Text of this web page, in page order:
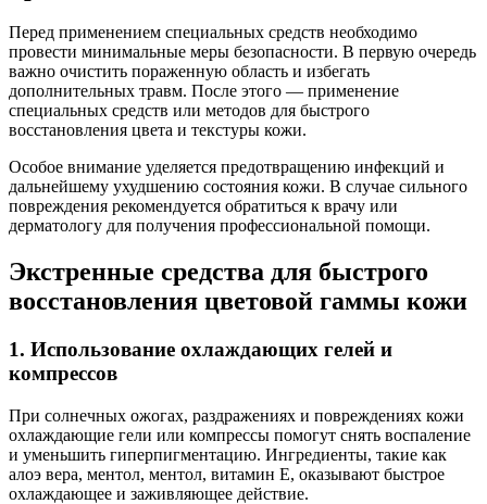
Перед применением специальных средств необходимо
провести минимальные меры безопасности. В первую очередь
важно очистить пораженную область и избегать
дополнительных травм. После этого — применение
специальных средств или методов для быстрого
восстановления цвета и текстуры кожи.
Особое внимание уделяется предотвращению инфекций и
дальнейшему ухудшению состояния кожи. В случае сильного
повреждения рекомендуется обратиться к врачу или
дерматологу для получения профессиональной помощи.
Экстренные средства для быстрого
восстановления цветовой гаммы кожи
1. Использование охлаждающих гелей и
компрессов
При солнечных ожогах, раздражениях и повреждениях кожи
охлаждающие гели или компрессы помогут снять воспаление
и уменьшить гиперпигментацию. Ингредиенты, такие как
алоэ вера, ментол, ментол, витамин Е, оказывают быстрое
охлаждающее и заживляющее действие.